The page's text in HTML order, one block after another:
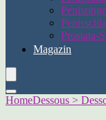
Penisringe
Prostata-
Magazin
HomeDessous >